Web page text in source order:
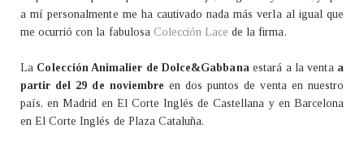
a mí personalmente me ha cautivado nada más verla al igual que
me ocurrió con la fabulosa Colección Lace de la firma.
La Colección Animalier de Dolce&Gabbana estará a la venta a
partir del 29 de noviembre en dos puntos de venta en nuestro
país, en Madrid en El Corte Inglés de Castellana y en Barcelona
en El Corte Inglés de Plaza Cataluña.